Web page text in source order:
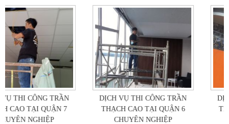
DỊCH VỤ THI CÔNG TRẦN
THẠCH CAO TẠI QUẬN 6
CHUYÊN NGHIỆP
DỊCH VỤ THI CÔNG TRẦN
THẠCH CAO TẠI QUẬN 5
CHUYÊN NGHIỆP